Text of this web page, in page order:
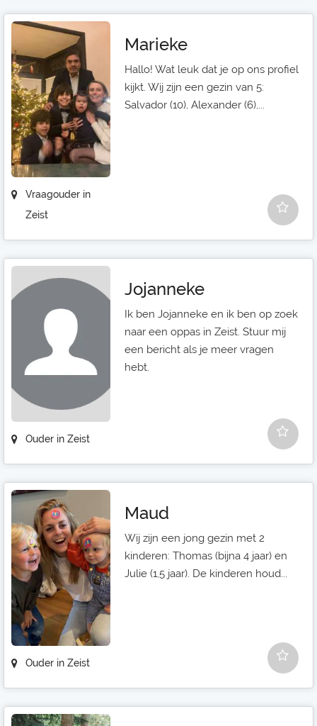
Vraagouder in
Zeist
Marieke
Hallo! Wat leuk dat je op ons profiel
kijkt. Wij zijn een gezin van 5:
Salvador (10), Alexander (6),...
Ouder in Zeist
Jojanneke
Ik ben Jojanneke en ik ben op zoek
naar een oppas in Zeist. Stuur mij
een bericht als je meer vragen
hebt.
Ouder in Zeist
Maud
Wij zijn een jong gezin met 2
kinderen: Thomas (bijna 4 jaar) en
Julie (1,5 jaar). De kinderen houd...